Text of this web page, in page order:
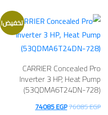
139300 EGP.
137300 EGP.
تخفيض!
CARRIER Concealed Pro
Inverter 3 HP, Heat Pump
(53QDMA6T24DN-728)
76085EGP
السعر74085EGP